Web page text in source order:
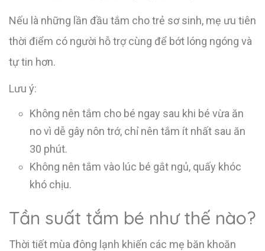
Nếu là những lần đầu tắm cho trẻ sơ sinh, mẹ ưu tiên
thời điểm có người hỗ trợ cùng để bớt lóng ngóng và
tự tin hơn.
Lưu ý:
Không nên tắm cho bé ngay sau khi bé vừa ăn
no vì dễ gây nôn trớ, chỉ nên tắm ít nhất sau ăn
30 phút.
Không nên tắm vào lúc bé gắt ngủ, quấy khóc
khó chịu.
Tần suất tắm bé như thế nào?
Thời tiết mùa đông lạnh khiến các mẹ băn khoăn